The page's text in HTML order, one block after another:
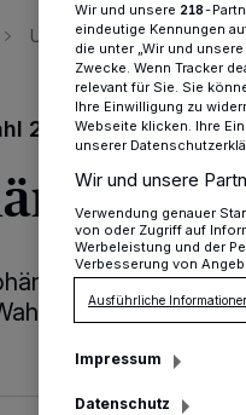
Unabhängig und frei
2021
und frei zur
Mettmann I.
Wir und unsere 218-
eindeutige Kennungen
die unter „Wir und
Zwecke. Wenn Tracker
relevant für Sie. Sie
Ihre Einwilligung zu
Webseite klicken. Ihre
unserer
Wir und unsere
Verwendung genauer
von oder Zugriff auf
Werbeleistung und der
Verbesserung von
Ausführliche
Impressum
Datenschutz